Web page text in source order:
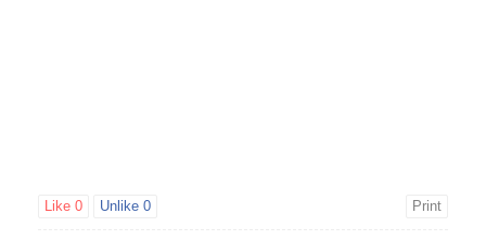
Like 0 Unlike 0 Print